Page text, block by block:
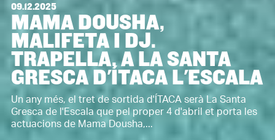
09.12.2025
MAMA DOUSHA,
MALIFETA I DJ.
TRAPELLA, A LA SANTA
GRESCA D'ÍTACA L'ESCALA
Un any més, el tret de sortida d'ÍTACA serà La Santa
Gresca de l'Escala que pel proper 4 d'abril et porta les
actuacions de Mama Dousha,...